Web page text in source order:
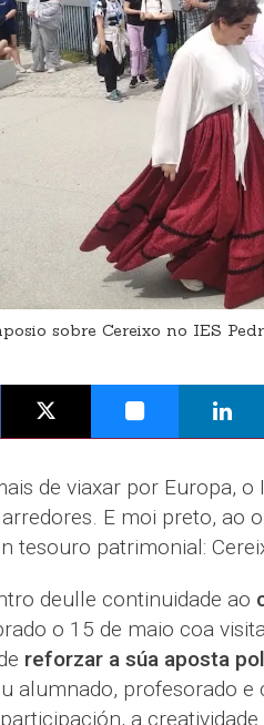
sobre Cereixo no IES
de viaxar por Europa,
E moi preto, ao
tesouro patrimonial:
deulle continuidade ao
o 15 de maio coa
reforzar a súa aposta
alumnado, profesorado
a